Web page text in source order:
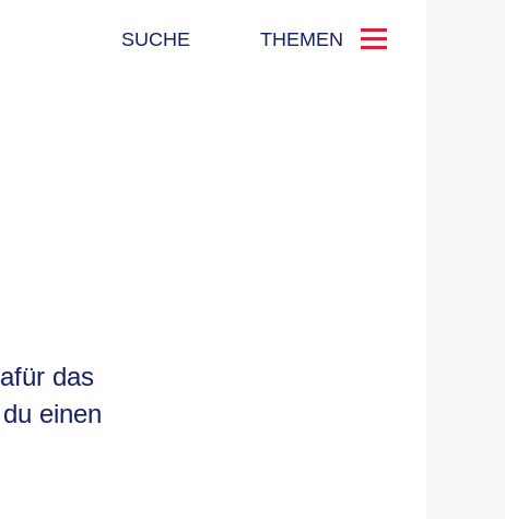
SUCHE THEMEN
das
einen